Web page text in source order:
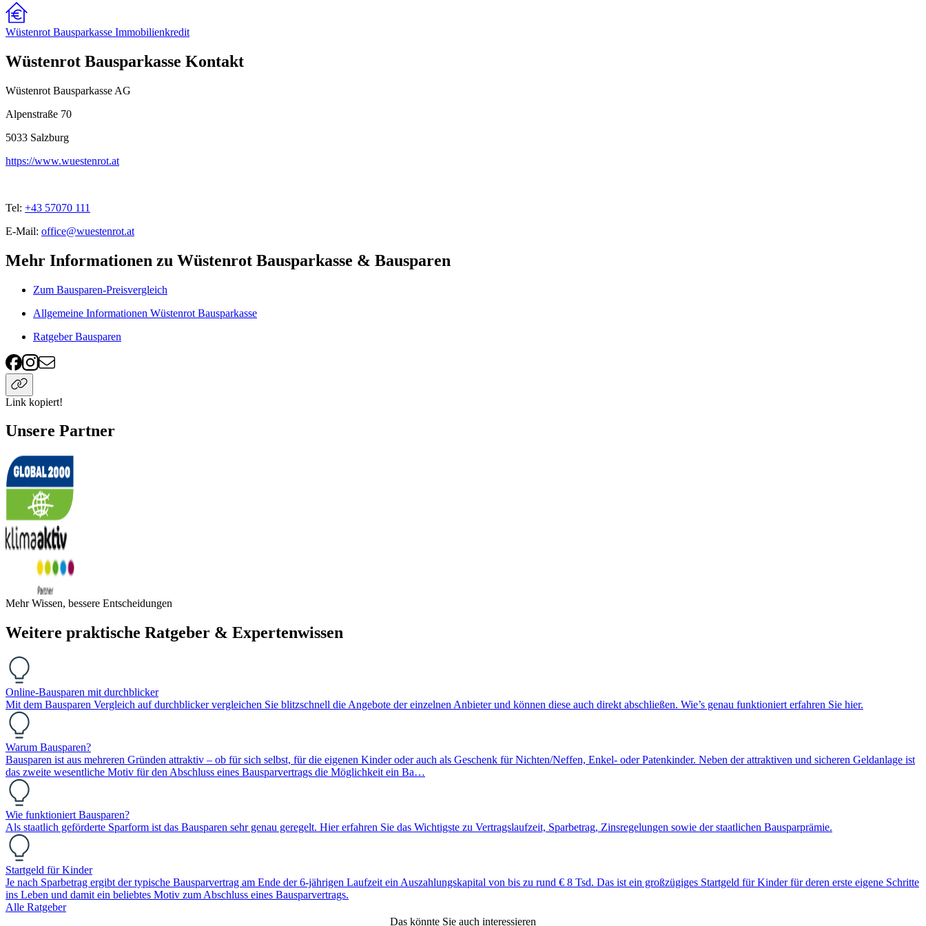
Wüstenrot Bausparkasse Immobilienkredit
Wüstenrot Bausparkasse Kontakt
Wüstenrot Bausparkasse AG
Alpenstraße 70
5033 Salzburg
https://www.wuestenrot.at
Tel: +43 57070 111
E-Mail: office@wuestenrot.at
Mehr Informationen zu Wüstenrot Bausparkasse & Bausparen
Zum Bausparen-Preisvergleich
Allgemeine Informationen Wüstenrot Bausparkasse
Ratgeber Bausparen
Link kopiert!
Unsere Partner
Mehr Wissen, bessere Entscheidungen
Weitere praktische Ratgeber & Expertenwissen
Online-Bausparen mit durchblicker
Mit dem Bausparen Vergleich auf durchblicker vergleichen Sie blitzschnell die Angebote der einzelnen Anbieter und können diese auch direkt abschließen. Wie’s genau funktioniert erfahren Sie hier.
Warum Bausparen?
Bausparen ist aus mehreren Gründen attraktiv – ob für sich selbst, für die eigenen Kinder oder auch als Geschenk für Nichten/Neffen, Enkel- oder Patenkinder. Neben der attraktiven und sicheren Geldanlage ist
das zweite wesentliche Motiv für den Abschluss eines Bausparvertrags die Möglichkeit ein Ba…
Wie funktioniert Bausparen?
Als staatlich geförderte Sparform ist das Bausparen sehr genau geregelt. Hier erfahren Sie das Wichtigste zu Vertragslaufzeit, Sparbetrag, Zinsregelungen sowie der staatlichen Bausparprämie.
Startgeld für Kinder
Je nach Sparbetrag ergibt der typische Bausparvertrag am Ende der 6-jährigen Laufzeit ein Auszahlungskapital von bis zu rund € 8 Tsd. Das ist ein großzügiges Startgeld für Kinder für deren erste eigene Schritte
ins Leben und damit ein beliebtes Motiv zum Abschluss eines Bausparvertrags.
Alle Ratgeber
Das könnte Sie auch interessieren